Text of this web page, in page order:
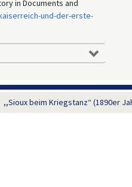
in Documents and
und-der-erste-
,,Sioux beim Kriegstanz“ (1890er